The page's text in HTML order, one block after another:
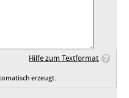
Hilfe zum Textformat
erzeugt.